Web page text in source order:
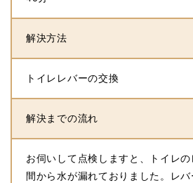
解決方法
トイレレバーの交換
解決までの流れ
お伺いして点検しますと、トイレ
間から水が漏れておりました。レ